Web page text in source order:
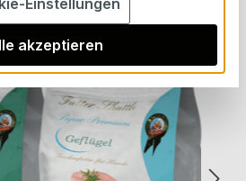
Einstellungen
akzeptieren